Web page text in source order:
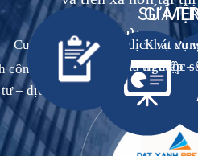
TẦM NHÌN
công ty hàng đầu về đầu
tư – dịch vụ bất động sản.
SỨ
Cung cấp sản phẩm dịch vụ ưu
nâng cao giá trị cuộc
GIÁ
Khát
nghiệp –